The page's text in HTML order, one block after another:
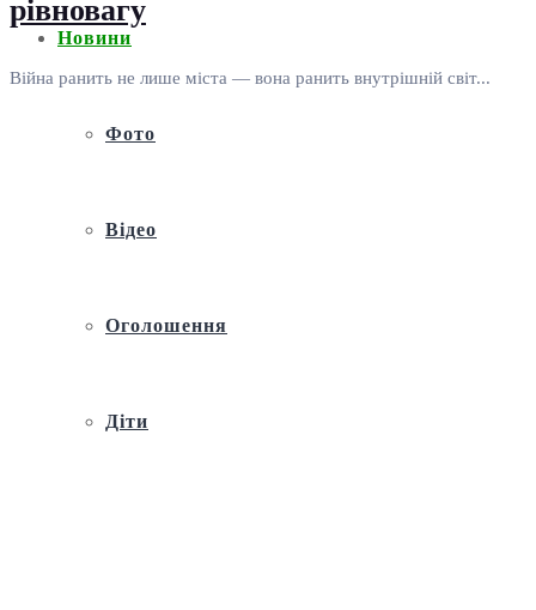
Новини
Фото
Відео
Оголошення
Діти
рівновагу
Війна ранить не лише міста — вона ранить внутрішній світ...